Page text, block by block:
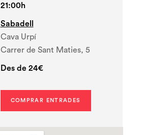
21:00h
Sabadell
Cava Urpí
Carrer de Sant Maties, 5
Des de 24€
COMPRAR ENTRADES